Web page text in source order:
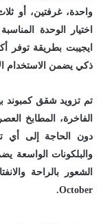
واحدة، غرفتين، أو
اختيار الوحدة
ايجيبت بطريقة توفر
ذكي يضمن الاستخدام
الفاخرة، المطابخ
دون الحاجة إلى أي
والبلكونات الواسعة
October.